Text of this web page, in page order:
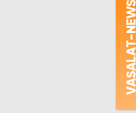
V
ASALAT
-NEWS